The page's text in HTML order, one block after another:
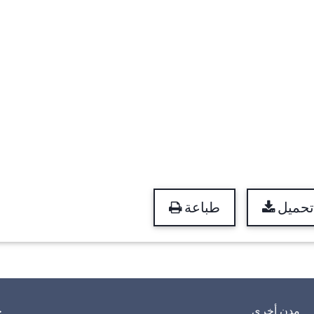
طباعة تحميل
مدن أخرى